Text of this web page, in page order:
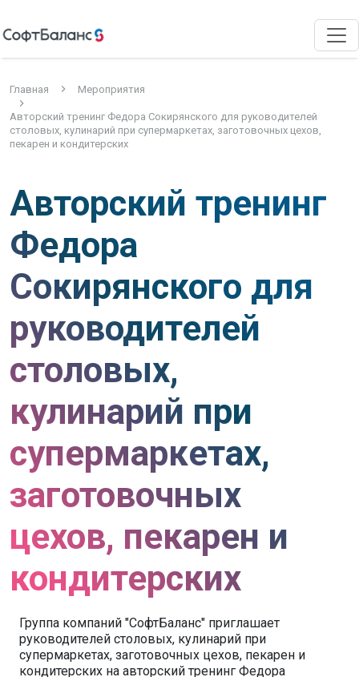
Главная Мероприятия
Авторский тренинг Федора Сокирянского для руководителей
столовых, кулинарий при супермаркетах, заготовочных цехов,
пекарен и кондитерских
Авторский тренинг
Федора
Сокирянского для
руководителей
столовых,
кулинарий при
супермаркетах,
заготовочных
цехов, пекарен и
кондитерских
Группа компаний "СофтБаланс" приглашает
руководителей столовых, кулинарий при
супермаркетах, заготовочных цехов, пекарен и
кондитерских на авторский тренинг Федора